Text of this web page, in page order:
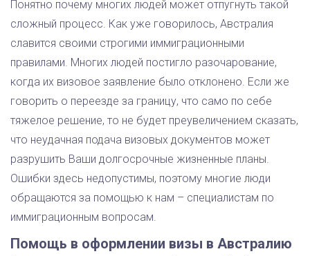
Понятно почему многих людей может отпугнуть такой
сложный процесс. Как уже говорилось, Австралия
славится своими строгими иммиграционными
правилами. Многих людей постигло разочарование,
когда их визовое заявление было отклонено. Если же
говорить о переезде за границу, что само по себе
тяжелое решение, то не будет преувеличением сказать,
что неудачная подача визовых документов может
разрушить Ваши долгосрочные жизненные планы.
Ошибки здесь недопустимы, поэтому многие люди
обращаются за помощью к нам – специалистам по
иммиграционным вопросам.
Помощь в оформлении визы в Австралию